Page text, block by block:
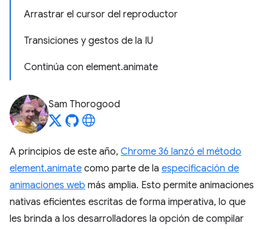
Arrastrar el cursor del reproductor
Transiciones y gestos de la IU
Continúa con element.animate
Sam Thorogood
A principios de este año, Chrome 36 lanzó el método
element.animate como parte de la especificación de
animaciones web más amplia. Esto permite animaciones
nativas eficientes escritas de forma imperativa, lo que
les brinda a los desarrolladores la opción de compilar